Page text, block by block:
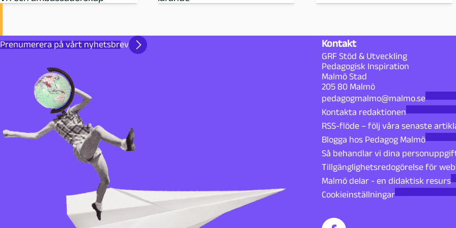
Prenumerera på vårt nyhetsbrev Kontakt
GRF Stöd & Utveckling
Pedagogisk Inspiration
Malmö Stad
205 80 Malmö
pedagogmalmo@malmo.se
Kontakta redaktionen
RSS-flöde – följ våra senaste
Blogga hos Pedagog Malmö
Så behandlar vi dina
Tillgänglighetsredogörelse för
Malmö delar - en didaktisk resurs
Cookieinställningar